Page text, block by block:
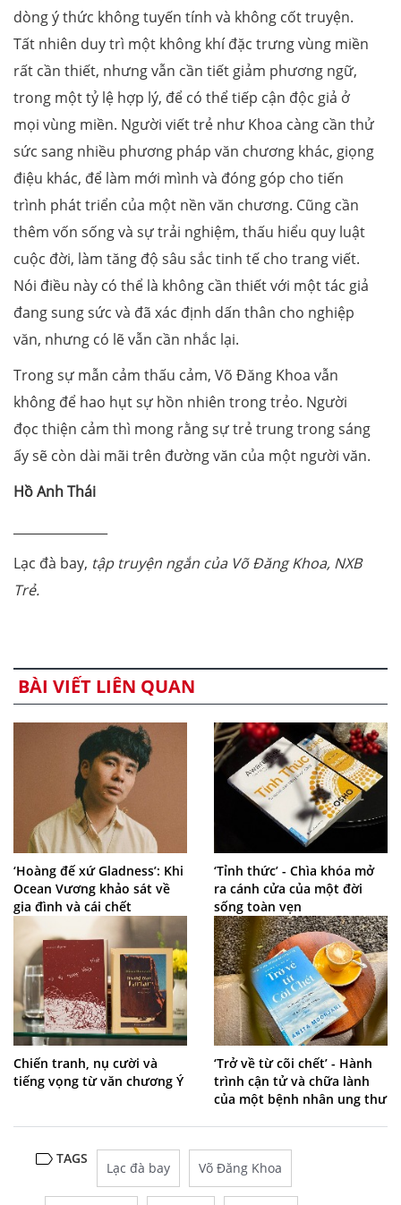
dòng ý thức không tuyến tính và không cốt truyện.
Tất nhiên duy trì một không khí đặc trưng vùng miền
rất cần thiết, nhưng vẫn cần tiết giảm phương ngữ,
trong một tỷ lệ hợp lý, để có thể tiếp cận độc giả ở
mọi vùng miền. Người viết trẻ như Khoa càng cần thử
sức sang nhiều phương pháp văn chương khác, giọng
điệu khác, để làm mới mình và đóng góp cho tiến
trình phát triển của một nền văn chương. Cũng cần
thêm vốn sống và sự trải nghiệm, thấu hiểu quy luật
cuộc đời, làm tăng độ sâu sắc tinh tế cho trang viết.
Nói điều này có thể là không cần thiết với một tác giả
đang sung sức và đã xác định dấn thân cho nghiệp
văn, nhưng có lẽ vẫn cần nhắc lại.
Trong sự mẫn cảm thấu cảm, Võ Đăng Khoa vẫn
không để hao hụt sự hồn nhiên trong trẻo. Người
đọc thiện cảm thì mong rằng sự trẻ trung trong sáng
ấy sẽ còn dài mãi trên đường văn của một người văn.
Hồ Anh Thái
Lạc đà bay, tập truyện ngắn của Võ Đăng Khoa, NXB
Trẻ.
BÀI VIẾT LIÊN QUAN
‘Hoàng đế xứ Gladness’: Khi
Ocean Vương khảo sát về
gia đình và cái chết
‘Tỉnh thức’ - Chìa khóa mở
ra cánh cửa của một đời
sống toàn vẹn
Chiến tranh, nụ cười và
tiếng vọng từ văn chương Ý
‘Trở về từ cõi chết’ - Hành
trình cận tử và chữa lành
của một bệnh nhân ung thư
TAGS
Lạc đà bay Võ Đăng Khoa